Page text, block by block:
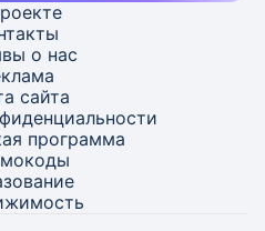
о нас
сайта
программа